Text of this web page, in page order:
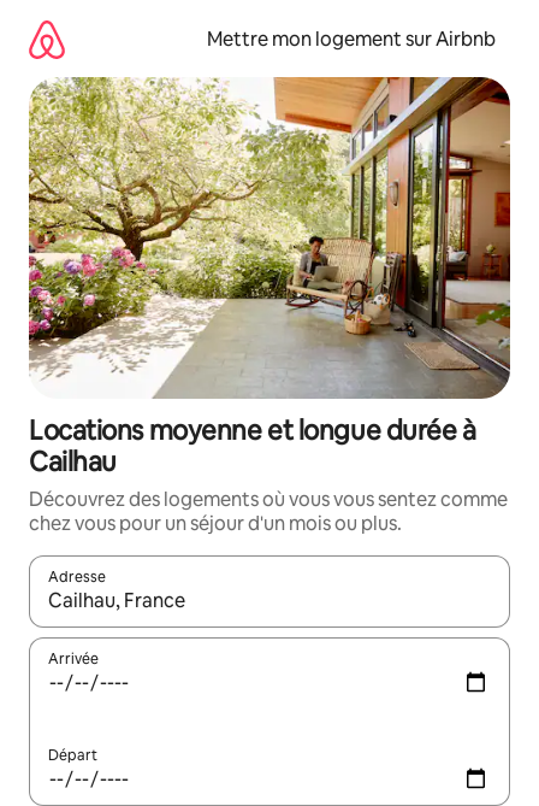
directement
contenu
Mettre mon logement sur Airbnb
Locations moyenne et longue durée à
Cailhau
Découvrez des logements où vous vous sentez comme
chez vous pour un séjour d'un mois ou plus.
Adresse
Lorsque les résultats s'affichent, utilisez les flèches vers le
Arrivée
Départ